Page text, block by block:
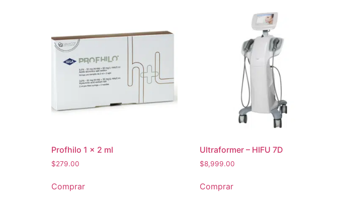
Profhilo 1 x 2 ml
$279.00
Comprar
Ultraformer – HIFU 7D
$8,999.00
Comprar